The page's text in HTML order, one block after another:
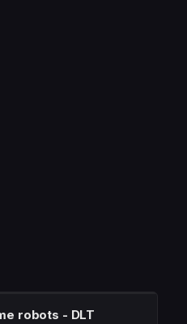
robots - DLT